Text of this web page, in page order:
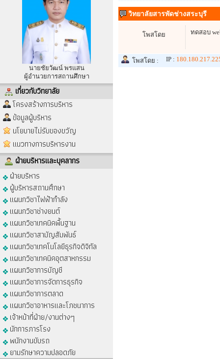
นายชัยวัฒน์ พรแสน
ผู้อำนวยการสถานศึกษา
เกี่ยวกับวิทยาลัย
โครงสร้างการบริหาร
ข้อมูลผู้บริหาร
นโยบายไม่รับของขวัญ
แนวทางการบริหารงาน
ฝ่ายบริหารและบุคลากร
ฝ่ายบริหาร
ผู้บริหารสถานศึกษา
แผนกวิชาไฟฟ้ากำลัง
แผนกวิชาช่างยนต์
แผนกวิชาเทคนิคพื้นฐาน
แผนกวิชาสามัญสัมพันธ์
แผนกวิชาเทคโนโลยีธุรกิจดิจิทัล
แผนกวิชาเทคนิคอุตสาหกรรม
แผนกวิชาการบัญชี
แผนกวิชาการจัดการธุรกิจ
แผนกวิชาการตลาด
แผนกวิชาอาหารและโภชนาการ
เจ้าหน้าที่ฝ่าย/งานต่างๆ
นักการภารโรง
พนักงานขับรถ
ยามรักษาความปลอดภัย
วิทยาลัยสารพัดช่างสระบุรี
โพสโดย ทดสอบ
โพสโดย : IP :